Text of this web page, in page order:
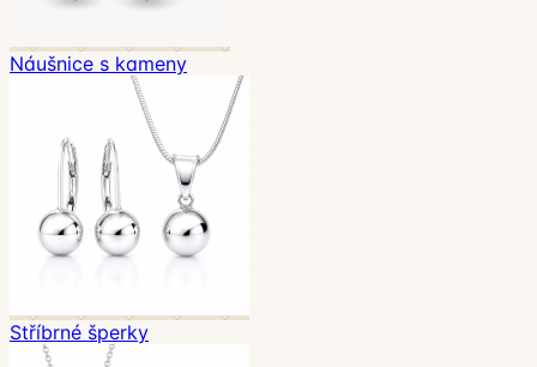
Náušnice s kameny
Stříbrné šperky